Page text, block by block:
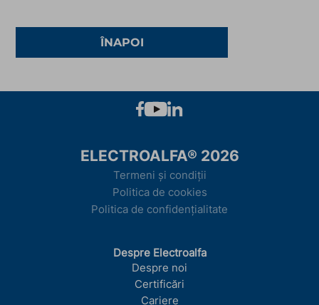
ÎNAPOI
ELECTROALFA® 2026
Termeni și condiții
Politica de cookies
Politica de confidențialitate
Despre Electroalfa
Despre noi
Certificări
Cariere